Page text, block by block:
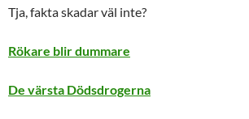
Tja, fakta skadar väl inte?
Rökare blir dummare
De värsta Dödsdrogerna